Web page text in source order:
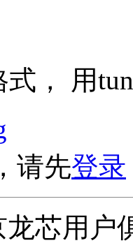
式， 用
请先登录
龙芯用户